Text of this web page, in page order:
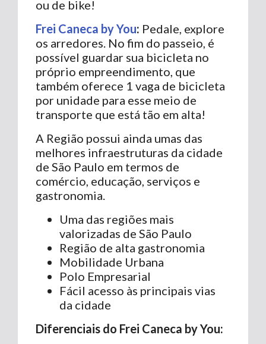
ou de bike!
Frei Caneca by You: Pedale, explore
os arredores. No fim do passeio, é
possível guardar sua bicicleta no
próprio empreendimento, que
também oferece 1 vaga de bicicleta
por unidade para esse meio de
transporte que está tão em alta!
A Região possui ainda umas das
melhores infraestruturas da cidade
de São Paulo em termos de
comércio, educação, serviços e
gastronomia.
Uma das regiões mais
valorizadas de São Paulo
Região de alta gastronomia
Mobilidade Urbana
Polo Empresarial
Fácil acesso às principais vias
da cidade
Diferenciais do Frei Caneca by You: